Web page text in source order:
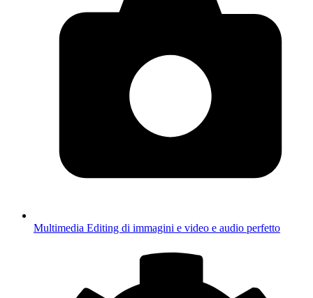
Multimedia Editing di immagini e video e audio perfetto